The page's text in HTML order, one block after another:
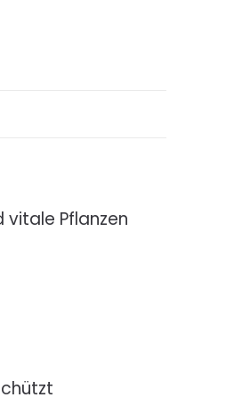
vitale Pflanzen